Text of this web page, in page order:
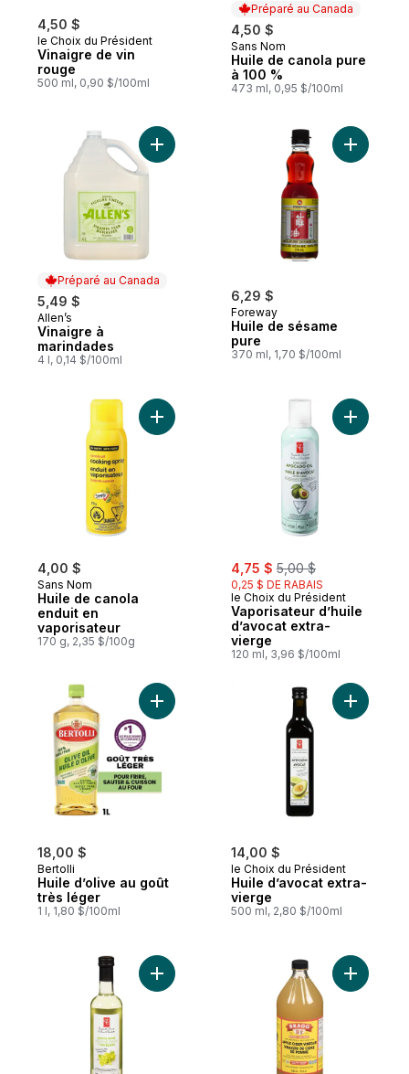
4,50 $
le Choix du Président
Vinaigre de vin
rouge
500 ml, 0,90 $/100ml
Préparé au Canada
4,50 $
Préparé au Canada
Sans Nom
Huile de canola pure
à 100 %
473 ml, 0,95 $/100ml
Préparé au Canada
5,49 $
Préparé au Canada
Allen’s
Vinaigre à
marindades
4 l, 0,14 $/100ml
Ajouter Vinaigre à marindades au panier
6,29 $
Foreway
Huile de sésame
pure
370 ml, 1,70 $/100ml
Ajouter
4,00 $
Sans Nom
Huile de canola
enduit en
vaporisateur
170 g, 2,35 $/100g
Ajouter Huile de canola enduit en
sale:
4,75 $ , formerly:
5,00 $
0,25 $ DE RABAIS
le Choix du Président
Vaporisateur d’huile
d’avocat extra-
vierge
120 ml, 3,96 $/100ml
Ajouter
18,00 $
Bertolli
Huile d’olive au goût
très léger
1 l, 1,80 $/100ml
Ajouter Huile d’olive au goût très léger
14,00 $
le Choix du Président
Huile d’avocat extra-
vierge
500 ml, 2,80 $/100ml
Ajouter Vinaigre de vin blanc au panier
Ajouter